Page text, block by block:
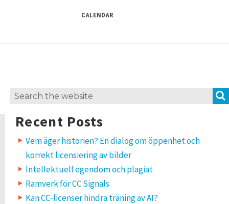
CALENDAR
Search
Recent Posts
Vem äger historien? En dialog om öppenhet och
korrekt licensiering av bilder
Intellektuell egendom och plagiat
Ramverk för CC Signals
Kan CC-licenser hindra träning av AI?